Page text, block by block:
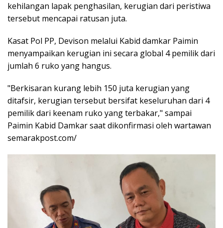
kehilangan lapak penghasilan, kerugian dari peristiwa
tersebut mencapai ratusan juta.
Kasat Pol PP, Devison melalui Kabid damkar Paimin
menyampaikan kerugian ini secara global 4 pemilik dari
jumlah 6 ruko yang hangus.
"Berkisaran kurang lebih 150 juta kerugian yang
ditafsir, kerugian tersebut bersifat keseluruhan dari 4
pemilik dari keenam ruko yang terbakar," sampai
Paimin Kabid Damkar saat dikonfirmasi oleh wartawan
semarakpost.com/